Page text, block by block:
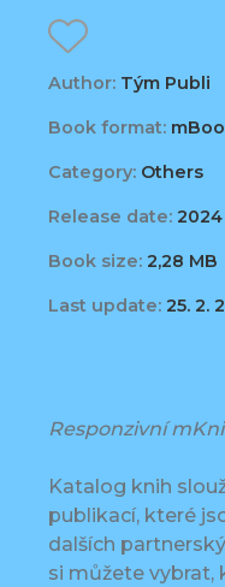
Author: Tým Publi
Book format:
Category: Others
Release date: 2024
Book size: 2,28 MB
Last update: 25. 2.
Responzivní
Katalog knih
publikací, které
dalších
si můžete vybrat,